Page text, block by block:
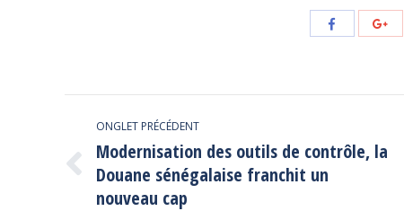
Navigation
de
commentaire
ONGLET PRÉCÉDENT
Onglet
précédent
Modernisation des outils de contrôle, la
Douane sénégalaise franchit un
nouveau cap